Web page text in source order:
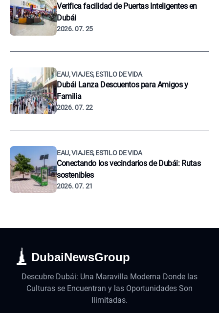
Verifica facilidad de Puertas Inteligentes en
Dubái
2026. 07. 25
EAU, VIAJES, ESTILO DE VIDA
Dubái Lanza Descuentos para Amigos y
Familia
2026. 07. 22
EAU, VIAJES, ESTILO DE VIDA
Conectando los vecindarios de Dubái: Rutas
sostenibles
2026. 07. 21
DubaiNewsGroup
Descubre Dubái: Una Maravilla Moderna Donde las
Culturas se Encuentran y las Oportunidades Son
Ilimitadas.